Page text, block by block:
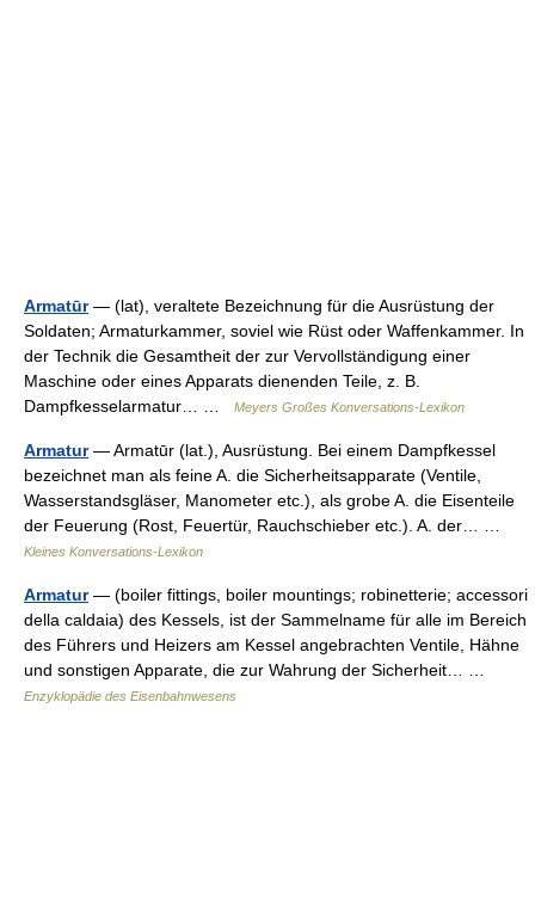
Armatūr— (lat), veraltete Bezeichnung für die Ausrüstung der
Soldaten; Armaturkammer, soviel wie Rüst oder Waffenkammer. In
der Technik die Gesamtheit der zur Vervollständigung einer
Maschine oder eines Apparats dienenden Teile, z. B.
Dampfkesselarmatur… …
Meyers Großes Konversations-Lexikon
Armatur— Armatūr (lat.), Ausrüstung. Bei einem Dampfkessel
bezeichnet man als feine A. die Sicherheitsapparate (Ventile,
Wasserstandsgläser, Manometer etc.), als grobe A. die Eisenteile
der Feuerung (Rost, Feuertür, Rauchschieber etc.). A. der… …
Kleines Konversations-Lexikon
Armatur— (boiler fittings, boiler mountings; robinetterie; accessori
della caldaia) des Kessels, ist der Sammelname für alle im Bereich
des Führers und Heizers am Kessel angebrachten Ventile, Hähne
und sonstigen Apparate, die zur Wahrung der Sicherheit… …
Enzyklopädie des Eisenbahnwesens